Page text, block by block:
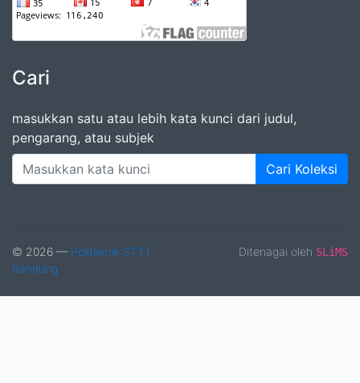
Cari
masukkan satu atau lebih kata kunci dari judul,
pengarang, atau subjek
Cari Koleksi
© 2026 — Politeknik STTT
Bandung
Ditenagai oleh SLiMS